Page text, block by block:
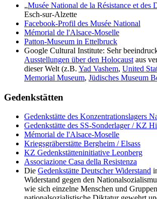
„Musée National de la Résistance et des
Esch-sur-Alzette
Facebook-Profil des Musée National
Mémorial de l'Alsace-Moselle
Patton-Museum in Ettelbruck
Google Cultural Institute: Sehr
Ausstellungen über den Holocaust aus
dieser Welt (z.B. Yad Vashem, United
Memorial Museum, Jüdisches Museum
Gedenkstätten
Gedenkstätte des Konzentrationslagers
Gedenkstätte des SS-Sonderlager / KZ
Mémorial de l'Alsace-Moselle
Kriegsgräberstätte Bergheim / Elsass
KZ Gedenkstätteninitiative Leonberg
Associazione Casa della Resistenza
Die Gedenkstätte Deutscher Widerstand
Widerstand gegen den
wie sich einzelne Menschen und